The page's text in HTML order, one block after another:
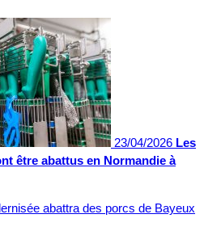
23/04/2026 Les
être abattus en Normandie à
abattra des porcs de Bayeux